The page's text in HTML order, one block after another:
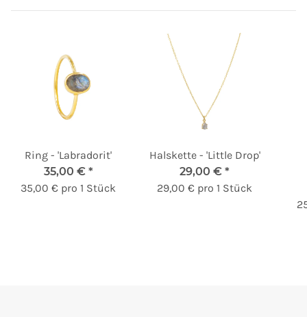
Ring - 'Labradorit'
35,00 € *
35,00 € pro 1 Stück
Halskette - 'Little Drop'
29,00 € *
29,00 € pro 1 Stück